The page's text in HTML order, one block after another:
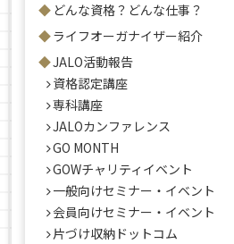
どんな資格？どんな仕事？
ライフオーガナイザー紹介
JALO活動報告
資格認定講座
専科講座
JALOカンファレンス
GO MONTH
GOWチャリティイベント
一般向けセミナー・イベント
会員向けセミナー・イベント
片づけ収納ドットコム